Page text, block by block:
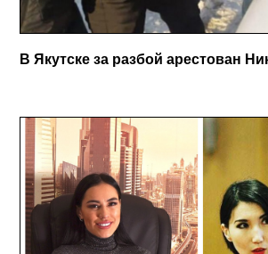
В Якутске за разбой арестован